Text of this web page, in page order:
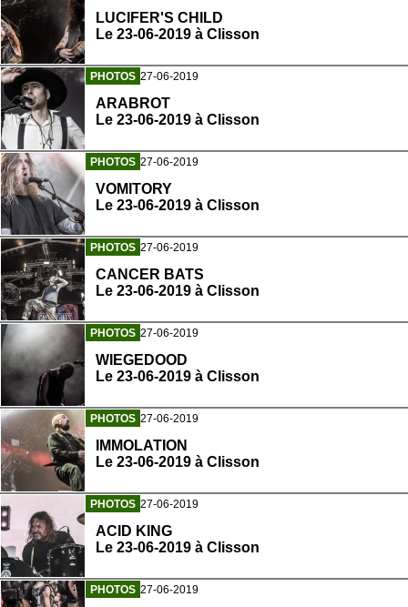
LUCIFER'S CHILD
Le 23-06-2019 à Clisson
PHOTOS 27-06-2019
ARABROT
Le 23-06-2019 à Clisson
PHOTOS 27-06-2019
VOMITORY
Le 23-06-2019 à Clisson
PHOTOS 27-06-2019
CANCER BATS
Le 23-06-2019 à Clisson
PHOTOS 27-06-2019
WIEGEDOOD
Le 23-06-2019 à Clisson
PHOTOS 27-06-2019
IMMOLATION
Le 23-06-2019 à Clisson
PHOTOS 27-06-2019
ACID KING
Le 23-06-2019 à Clisson
PHOTOS 27-06-2019